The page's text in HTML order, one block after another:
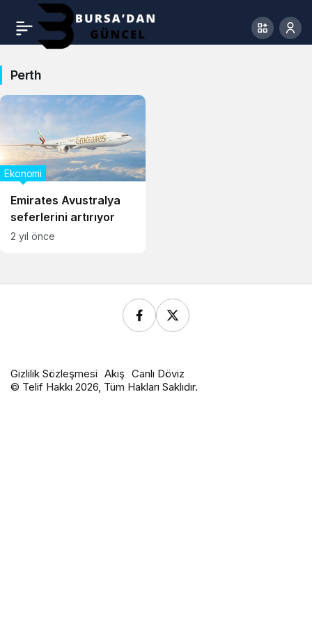
Perth
Emirates Avustralya
seferlerini artırıyor
Ekonomi
2 yıl önce
Gizlilik Sözleşmesi Akış Canlı Döviz
© Telif Hakkı 2026, Tüm Hakları Saklıdır.